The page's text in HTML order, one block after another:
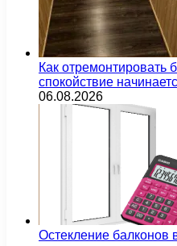
Как отремонтировать
спокойствие
06.08.2026
Остекление балконов